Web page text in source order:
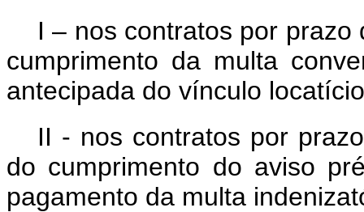
I – nos contratos por
cumprimento da multa
antecipada do vínculo
II - nos contratos por
do cumprimento do aviso
pagamento da multa